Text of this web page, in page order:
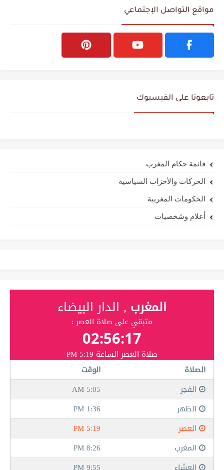
مواقع التواصل الإجتماعي
تابعونا على الفيسبوك
قائمة حكام المغرب
الحركات والأحزاب السياسية
الحكومات المغربية
أعلام وشخصيات